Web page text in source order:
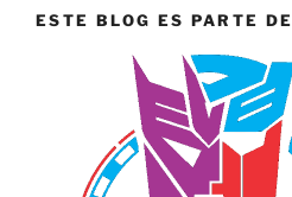
ESTE BLOG ES PARTE DE